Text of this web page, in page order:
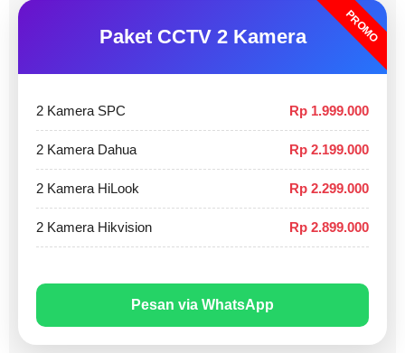
PROMO
Paket CCTV 2 Kamera
2 Kamera SPC Rp 1.999.000
2 Kamera Dahua Rp 2.199.000
2 Kamera HiLook Rp 2.299.000
2 Kamera Hikvision Rp 2.899.000
Pesan via WhatsApp